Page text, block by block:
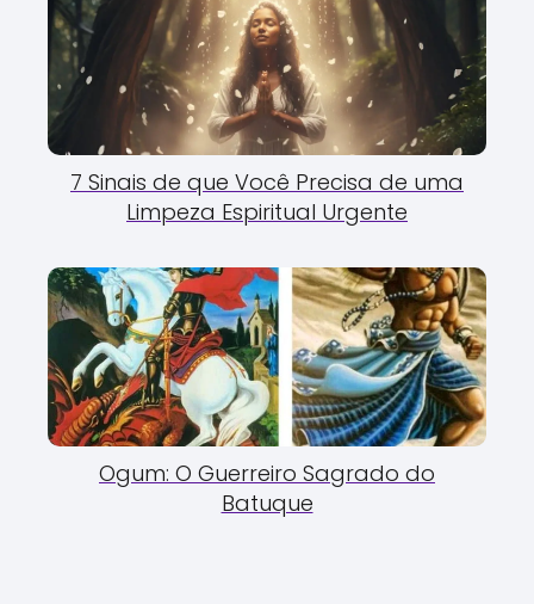
7 Sinais de que Você Precisa de uma
Limpeza Espiritual Urgente
Ogum: O Guerreiro Sagrado do
Batuque